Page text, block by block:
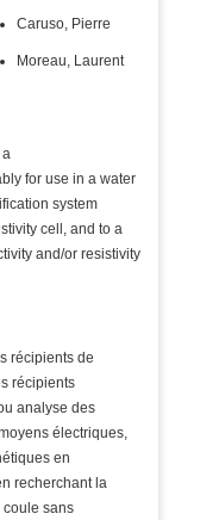
Caruso, Pierre
Moreau, Laurent
a
for use in a water
system
cell, and to a
and/or resistivity
récipients de
récipients
analyse des
électriques,
en
recherchant la
sans